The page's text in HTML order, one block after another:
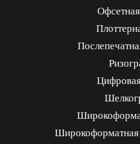
Широкоформатная